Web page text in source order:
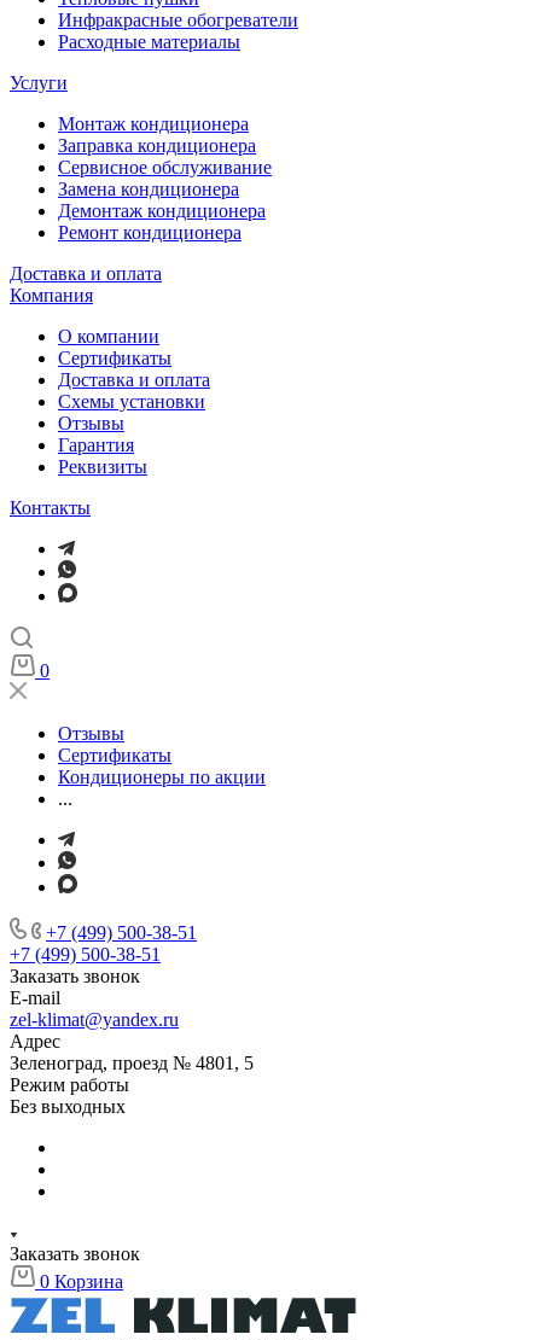
Инфракрасные обогреватели
Расходные материалы
Услуги
Монтаж кондиционера
Заправка кондиционера
Сервисное обслуживание
Замена кондиционера
Демонтаж кондиционера
Ремонт кондиционера
Доставка и оплата
Компания
О компании
Сертификаты
Доставка и оплата
Схемы установки
Отзывы
Гарантия
Реквизиты
Контакты
0
Отзывы
Сертификаты
Кондиционеры по акции
...
+7 (499) 500-38-51
+7 (499) 500-38-51
Заказать звонок
E-mail
zel-klimat@yandex.ru
Адрес
Зеленоград, проезд № 4801, 5
Режим работы
Без выходных
Заказать звонок
0 Корзина